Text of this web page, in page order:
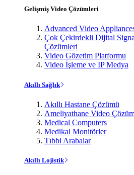
Gelişmiş Video Çözümleri
Advanced Video
Çok Çekirdekli Dijital
Çözümleri
Video Gözetim Platformu
Video İşleme ve IP Medya
Akıllı Sağlık
Akıllı Hastane Çözümü
Ameliyathane Video
Medical Computers
Medikal Monitörler
Tıbbi Arabalar
Akıllı Lojistik